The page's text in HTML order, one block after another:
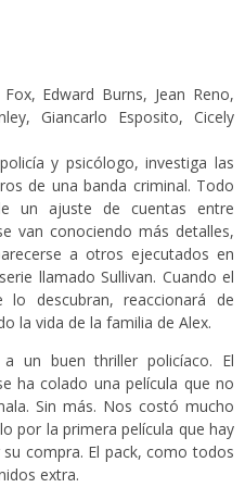
Edward Burns, Jean Reno,
Giancarlo Esposito, Cicely
y psicólogo, investiga las
de una banda criminal. Todo
un ajuste de cuentas entre
van conociendo más detalles,
a otros ejecutados en
llamado Sullivan. Cuando el
descubran, reaccionará de
la vida de la familia de Alex.
un buen thriller policíaco. El
ha colado una película que no
Sin más. Nos costó mucho
por la primera película que hay
compra. El pack, como todos
extra.